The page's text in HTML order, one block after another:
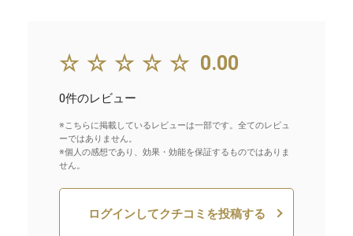
☆☆☆☆☆ 0.00
0件のレビュー
※こちらに掲載しているレビューは一部です。全てのレビュ
ーではありません。
※個人の感想であり、効果・効能を保証するものではありま
せん。
ログインしてクチコミを投稿する